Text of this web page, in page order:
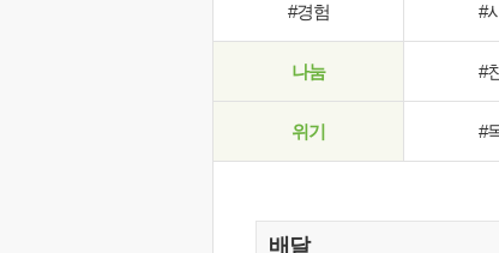
#경험 #
나눔 #
위기 #